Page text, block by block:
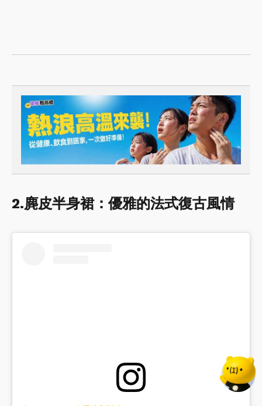
2.麂皮半身裙：優雅的法式復古風情